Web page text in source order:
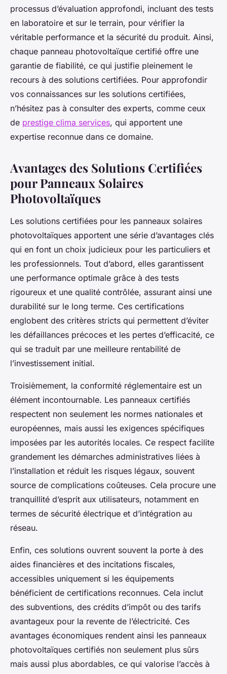
processus d’évaluation approfondi, incluant des tests
en laboratoire et sur le terrain, pour vérifier la
véritable performance et la sécurité du produit. Ainsi,
chaque panneau photovoltaïque certifié offre une
garantie de fiabilité, ce qui justifie pleinement le
recours à des solutions certifiées. Pour approfondir
vos connaissances sur les solutions certifiées,
n’hésitez pas à consulter des experts, comme ceux
de prestige clima services, qui apportent une
expertise reconnue dans ce domaine.
Avantages des Solutions Certifiées
pour Panneaux Solaires
Photovoltaïques
Les solutions certifiées pour les panneaux solaires
photovoltaïques apportent une série d’avantages clés
qui en font un choix judicieux pour les particuliers et
les professionnels. Tout d’abord, elles garantissent
une performance optimale grâce à des tests
rigoureux et une qualité contrôlée, assurant ainsi une
durabilité sur le long terme. Ces certifications
englobent des critères stricts qui permettent d’éviter
les défaillances précoces et les pertes d’efficacité, ce
qui se traduit par une meilleure rentabilité de
l’investissement initial.
Troisièmement, la conformité réglementaire est un
élément incontournable. Les panneaux certifiés
respectent non seulement les normes nationales et
européennes, mais aussi les exigences spécifiques
imposées par les autorités locales. Ce respect facilite
grandement les démarches administratives liées à
l’installation et réduit les risques légaux, souvent
source de complications coûteuses. Cela procure une
tranquillité d’esprit aux utilisateurs, notamment en
termes de sécurité électrique et d’intégration au
réseau.
Enfin, ces solutions ouvrent souvent la porte à des
aides financières et des incitations fiscales,
accessibles uniquement si les équipements
bénéficient de certifications reconnues. Cela inclut
des subventions, des crédits d’impôt ou des tarifs
avantageux pour la revente de l’électricité. Ces
avantages économiques rendent ainsi les panneaux
photovoltaïques certifiés non seulement plus sûrs
mais aussi plus abordables, ce qui valorise l’accès à